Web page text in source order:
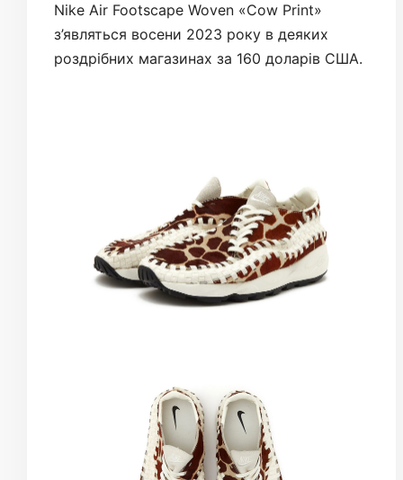
Nike Air Footscape Woven «Cow Print»
з’являться восени 2023 року в деяких
роздрібних магазинах за 160 доларів США.